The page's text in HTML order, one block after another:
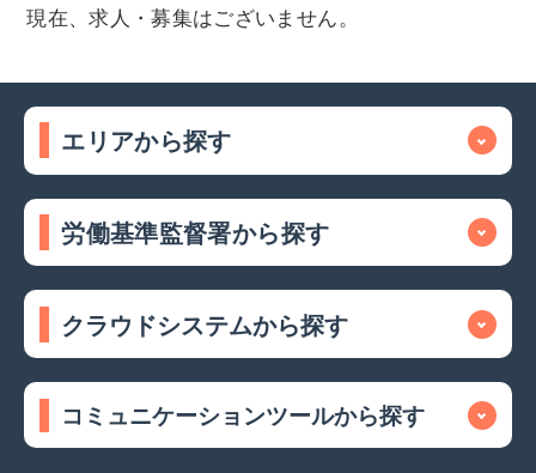
現在、求人・募集はございません。
エリアから探す
労働基準監督署から探す
クラウドシステムから探す
コミュニケーションツールから探す